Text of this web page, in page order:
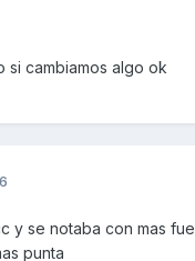
si cambiamos algo ok
y se notaba con mas
punta